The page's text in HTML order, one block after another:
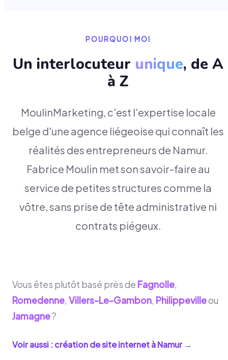
POURQUOI MOI
Un interlocuteur unique, de A
à Z
MoulinMarketing, c'est l'expertise locale
belge d'une agence liégeoise qui connaît les
réalités des entrepreneurs de Namur.
Fabrice Moulin met son savoir-faire au
service de petites structures comme la
vôtre, sans prise de tête administrative ni
contrats piégeux.
Vous êtes plutôt basé près de Fagnolle,
Romedenne, Villers-Le-Gambon, Philippevilleou
Jamagne?
Voir aussi : création de site internet àNamur →